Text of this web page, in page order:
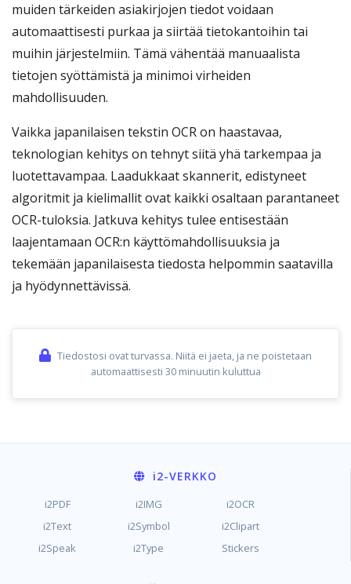
muiden tärkeiden asiakirjojen tiedot voidaan
automaattisesti purkaa ja siirtää tietokantoihin tai
muihin järjestelmiin. Tämä vähentää manuaalista
tietojen syöttämistä ja minimoi virheiden
mahdollisuuden.
Vaikka japanilaisen tekstin OCR on haastavaa,
teknologian kehitys on tehnyt siitä yhä tarkempaa ja
luotettavampaa. Laadukkaat skannerit, edistyneet
algoritmit ja kielimallit ovat kaikki osaltaan parantaneet
OCR-tuloksia. Jatkuva kehitys tulee entisestään
laajentamaan OCR:n käyttömahdollisuuksia ja
tekemään japanilaisesta tiedosta helpommin saatavilla
ja hyödynnettävissä.
Tiedostosi ovat turvassa. Niitä ei jaeta, ja ne poistetaan
automaattisesti 30 minuutin kuluttua
i2-VERKKO
i2PDF i2IMG
i2OCR
i2Text
i2Symbol
i2Clipart
i2Speak
i2Type Stickers